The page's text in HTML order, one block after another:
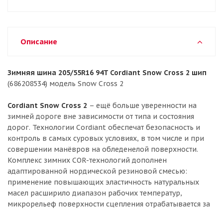
Описание
Зимняя шина 205/55R16 94T Cordiant Snow Cross 2 шип
(686208534) модель Snow Cross 2
Cordiant Snow Cross 2 – ещё больше уверенности на
зимней дороге вне зависимости от типа и состояния
дорог. Технологии Cordiant обеспечат безопасность и
контроль в самых суровых условиях, в том числе и при
совершении манёвров на обледенелой поверхности.
Комплекс зимних COR-технологий дополнен
адаптированной нордической резиновой смесью:
применение повышающих эластичность натуральных
масел расширило диапазон рабочих температур,
микрорельеф поверхности сцепления отрабатывается за